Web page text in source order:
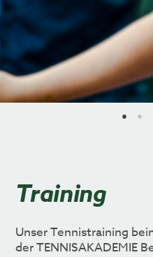
Training
Unser Tennistraining
der TENNISAKADEMIE